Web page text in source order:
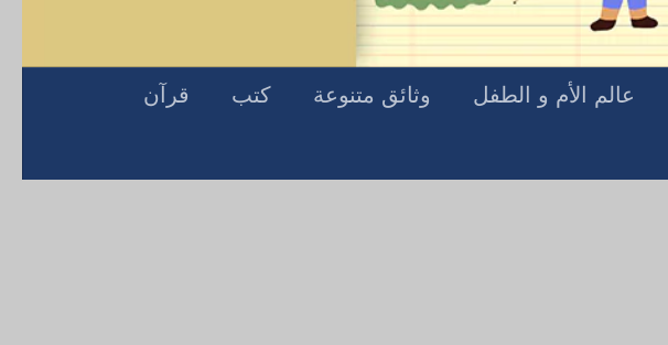
عالم الأم و الطفل وثائق متنوعة كتب قرآن